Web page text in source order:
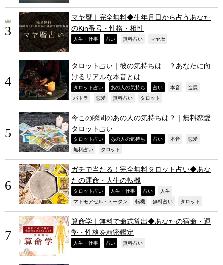
マヤ暦｜完全無料◆生年月日から占うあなた
のKin番号・性格・相性
人生・仕事 占い 無料占い マヤ暦
タロット占い｜彼の気持ちは…？あなたに向
けるリアルな本音とは
タロット占い あの人の気持ち 占い 本音 進展
パトラ 恋愛 無料占い タロット
今この瞬間のあの人の気持ちは？｜無料恋愛
タロット占い
タロット占い あの人の気持ち 占い 本音 恋愛
無料占い タロット
ガチで当たる！完全無料タロット占い◆あな
たの運命・人生の転機
タロット占い 人生・仕事 占い 人生
マドモアゼル・ミータン 転機 無料占い タロット
算命学｜無料で命式算出◆あなたの宿命・運
勢・性格を精密鑑定
人生・仕事 占い 無料占い